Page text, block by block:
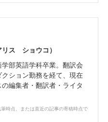
ス ショウコ）
部英語学科卒業。翻訳会
ション勤務を経て、現在
編集者・翻訳者・ライタ
時点、または直近の記事の寄稿時点で